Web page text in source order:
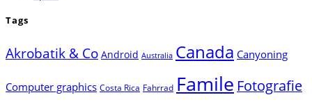
Tags
Akrobatik & Co Android Australia Canada Canyoning
Computer graphics Costa Rica Fahrrad Famile Fotografie